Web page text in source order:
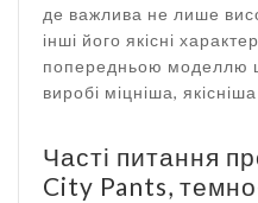
де важлива не лише
інші його якісні
попередньою моделлю
виробі міцніша,
Часті питання
City Pants,